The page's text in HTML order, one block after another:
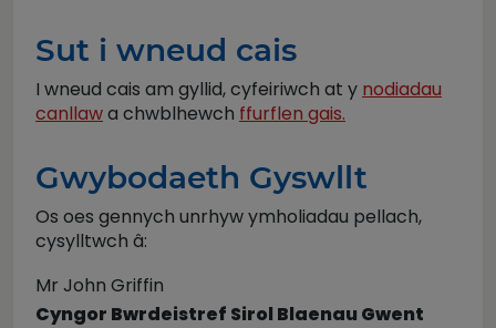
Sut i wneud cais
I wneud cais am gyllid, cyfeiriwch at y nodiadau
canllawa chwblhewch ffurflen gais.
Gwybodaeth Gyswllt
Os oes gennych unrhyw ymholiadau pellach,
cysylltwch â:
Mr John Griffin
Cyngor Bwrdeistref Sirol Blaenau Gwent